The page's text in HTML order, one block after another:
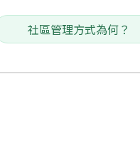
社區管理方式為何？